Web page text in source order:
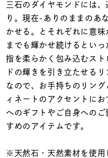
コレクション
レディース
リングサイズ
メンズ
リングサイズ
三石のダイヤモンドには
り。現在-ありのままのあ
かせる。とそれぞれに意
までも輝かせ続けるといっ
指を柔らかく包み込むス
ドの輝きを引き立たせる
なので、お手持ちのリン
ィネートのアクセントに
へのギフトやご自身への
すめのアイテムです。
※天然石・天然素材を使用